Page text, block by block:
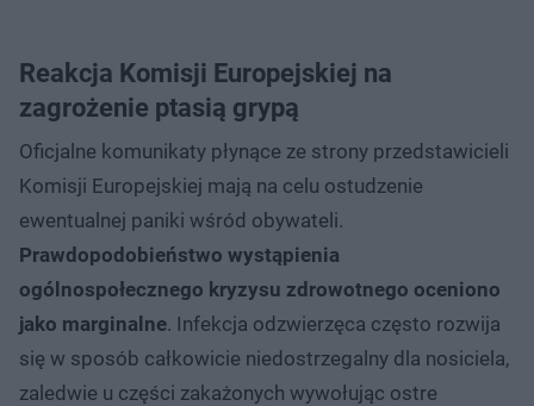
Reakcja Komisji Europejskiej na
zagrożenie ptasią grypą
Oficjalne komunikaty płynące ze strony przedstawicieli
Komisji Europejskiej mają na celu ostudzenie
ewentualnej paniki wśród obywateli.
Prawdopodobieństwo wystąpienia
ogólnospołecznego kryzysu zdrowotnego oceniono
jako marginalne. Infekcja odzwierzęca często rozwija
się w sposób całkowicie niedostrzegalny dla nosiciela,
zaledwie u części zakażonych wywołując ostre